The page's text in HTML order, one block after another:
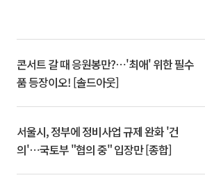
콘서트 갈 때 응원봉만?⋯'최애' 위한 필수
품 등장이오! [솔드아웃]
서울시, 정부에 정비사업 규제 완화 '건
의'⋯국토부 "협의 중" 입장만 [종합]